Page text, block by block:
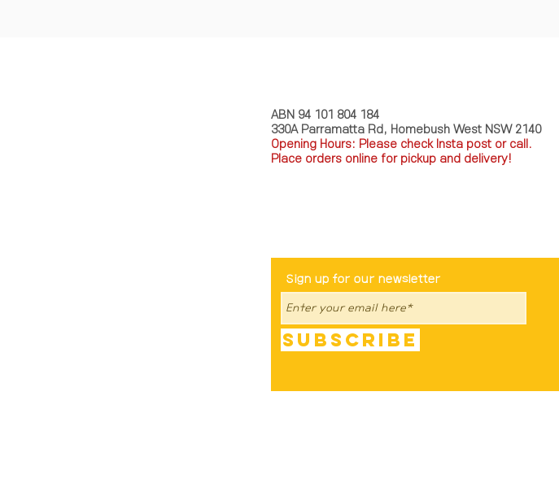
ABN 94 101 804 184
330A Parramatta Rd, Homebush West NSW 2140
Opening Hours: Please check Insta post or call.
Place orders online for pickup and delivery!
Sign up for our newsletter
Subscribe